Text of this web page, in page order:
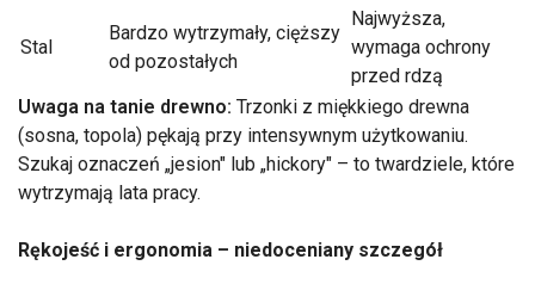
Stal
Bardzo wytrzymały, cięższy
od pozostałych
Najwyższa,
wymaga ochrony
przed rdzą
Uwaga na tanie drewno: Trzonki z miękkiego drewna
(sosna, topola) pękają przy intensywnym użytkowaniu.
Szukaj oznaczeń „jesion" lub „hickory" – to twardziele, które
wytrzymają lata pracy.
Rękojeść i ergonomia – niedoceniany szczegół